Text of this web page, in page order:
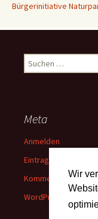
Wir
Bürgerinitiative
Suchen
nach:
Meta
Anmelden
Eintrags-Feed
Kommentar-Feed
WordPress.org